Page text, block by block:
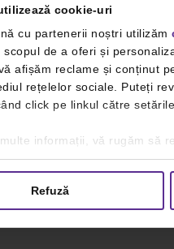
cookie-uri
cu partenerii noștri utilizăm
scopul de a oferi și
afișăm reclame și conținut
rețelelor sociale. Puteți
click pe linkul către
informații, vă rugăm să
Refuză